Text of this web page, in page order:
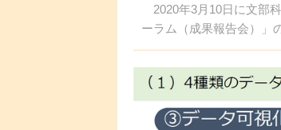
2020年3月10日に文部
ーラム（成果報告会）」